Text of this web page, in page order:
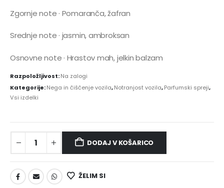
Zgornje note · Pomaranča, žafran
Srednje note · jasmin, ambroksan
Osnovne note · Hrastov mah, jelkin balzam
Razpoložljivost:Na zalogi
Kategorije:Nega in čiščenje vozila,Notranjost vozila,Parfumski spreji,
Vsi izdelki
DODAJ V KOŠARICO
ŽELIM SI